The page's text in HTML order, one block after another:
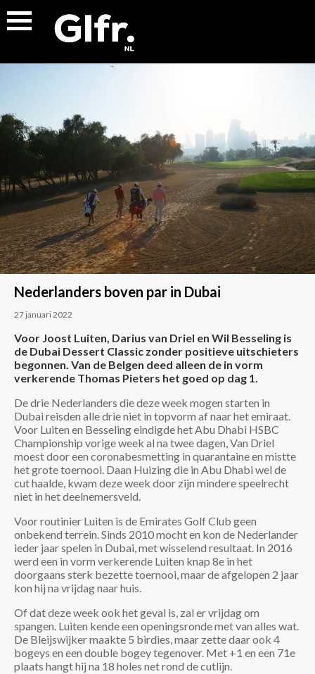
Nederlanders boven par in Dubai
27 januari 2022
Voor Joost Luiten, Darius van Driel en Wil Besseling is
de Dubai Dessert Classic zonder positieve uitschieters
begonnen. Van de Belgen deed alleen de in vorm
verkerende Thomas Pieters het goed op dag 1.
De drie Nederlanders die deze week mogen starten in
Dubai reisden alle drie niet in topvorm af naar het emiraat.
Voor Luiten en Besseling eindigde het Abu Dhabi HSBC
Championship vorige week al na twee dagen, Van Driel
moest door een coronabesmetting in quarantaine en mistte
het grote toernooi. Daan Huizing die in Abu Dhabi wel de
cut haalde, kwam deze week door zijn mindere speelrecht
niet in het deelnemersveld.
Voor routinier Luiten is de Emirates Golf Club geen
onbekend terrein. Sinds 2010 mocht en kon de Nederlander
ieder jaar spelen in Dubai, met wisselend resultaat. In 2016
werd een in vorm verkerende Luiten knap 8e in het
doorgaans sterk bezette toernooi, maar de afgelopen 2 jaar
kon hij na vrijdag naar huis.
Of dat deze week ook het geval is, zal er vrijdag om
spangen. Luiten kende een openingsronde met van alles wat.
De Bleijswijker maakte 5 birdies, maar zette daar ook 4
bogeys en een double bogey tegenover. Met +1 en een 71e
plaats hangt hij na 18 holes net rond de cutlijn.